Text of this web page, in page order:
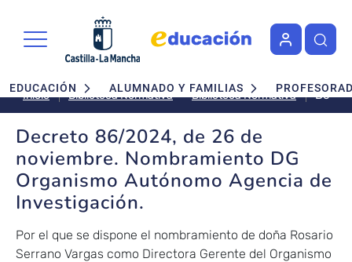
Navegación principal
EDUCACIÓN ALUMNADO Y FAMILIAS
Inicio Biblioteca Normativa Biblioteca Normativa
86/
Decreto 86/2024, de 26 de
noviembre. Nombramiento DG
Organismo Autónomo Agencia de
Investigación.
Por el que se dispone el nombramiento de doña Rosario
Serrano Vargas como Directora Gerente del Organismo